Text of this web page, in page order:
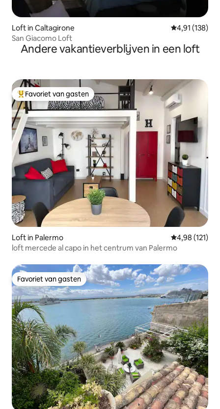
Loft in Caltagirone Gemiddelde
4,91 (138)
San Giacomo Loft
Andere vakantieverblijven in een loft
Topfavoriet van gasten
Favoriet van gasten
Loft in Palermo Gemiddelde
4,98 (121)
loft mercede al capo in het centrum van Palermo
Favoriet van gasten
Favoriet van gasten